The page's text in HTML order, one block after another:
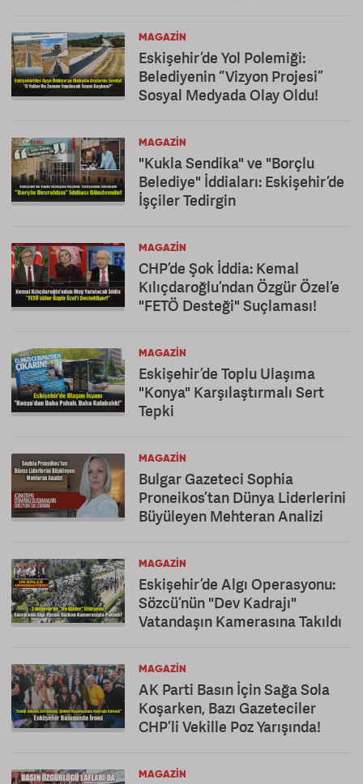
MAGAZIN
Eskişehir’de Yol Polemiği:
Belediyenin “Vizyon Projesi”
Sosyal Medyada Olay Oldu!
MAGAZIN
"Kukla Sendika" ve "Borçlu
Belediye" İddiaları: Eskişehir’de
İşçiler Tedirgin
MAGAZIN
CHP’de Şok İddia: Kemal
Kılıçdaroğlu’ndan Özgür Özel’e
"FETÖ Desteği" Suçlaması!
MAGAZIN
Eskişehir’de Toplu Ulaşıma
"Konya" Karşılaştırmalı Sert
Tepki
MAGAZIN
Bulgar Gazeteci Sophia
Proneikos’tan Dünya Liderlerini
Büyüleyen Mehteran Analizi
MAGAZIN
Eskişehir’de Algı Operasyonu:
Sözcü’nün "Dev Kadrajı"
Vatandaşın Kamerasına Takıldı
MAGAZIN
AK Parti Basın İçin Sağa Sola
Koşarken, Bazı Gazeteciler
CHP’li Vekille Poz Yarışında!
MAGAZIN